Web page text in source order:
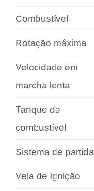
Combustível
Rotação máxima
Velocidade em
marcha lenta
Tanque de
combustível
Sistema de partida
Vela de Ignição